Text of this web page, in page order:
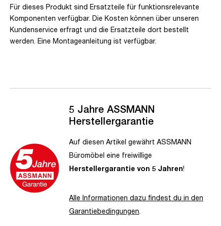
Für dieses Produkt sind Ersatzteile für funktionsrelevante
Komponenten verfügbar. Die Kosten können über unseren
Kundenservice erfragt und die Ersatzteile dort bestellt
werden. Eine Montageanleitung ist verfügbar.
5 Jahre ASSMANN
Herstellergarantie
Auf diesen Artikel gewährt ASSMANN
Büromöbel eine freiwillige
Herstellergarantie von 5 Jahren!
Alle Informationen dazu findest du in den
Garantiebedingungen.